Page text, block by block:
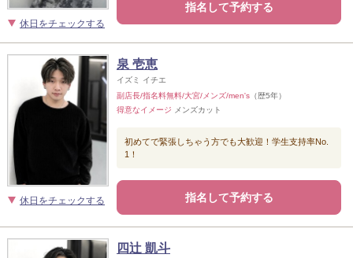
休日をチェックする
指名して予約する
休日をチェックする
泉 壱恵
イズミ イチエ
副店長/指名料無料/大宮/メンズ/men's （歴5年）
得意なイメージ メンズカット
初めてで緊張しちゃう方でも大歓迎！学生支持率No.
1！
指名して予約する
四辻 凱斗